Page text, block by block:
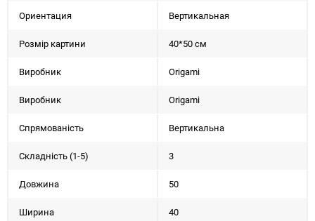
Ориентация Вертикальная
Розмір картини 40*50 см
Виробник Origami
Виробник Origami
Спрямованість Вертикальна
Складність (1-5) 3
Довжина 50
Ширина 40